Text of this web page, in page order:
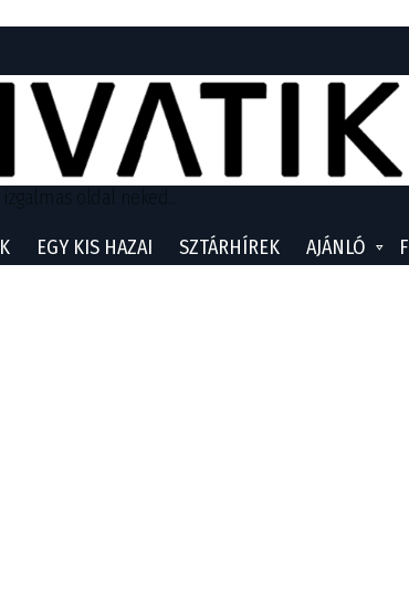
EGY KIS HAZAI SZTÁRHÍREK AJÁNLÓ